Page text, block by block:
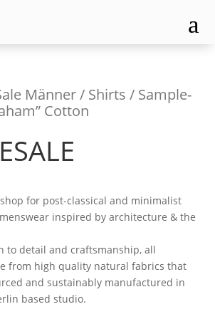
a
Männer/ Shirts / Sample-
Cotton
for post-classical and minimalist
inspired by architecture & the
to detail and craftsmanship, all
from high quality natural fabrics that
and sustainably manufactured in
based studio.